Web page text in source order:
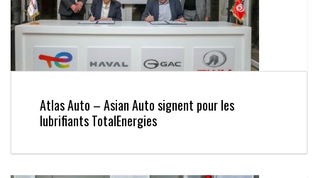
Atlas Auto – Asian Auto signent pour les
lubrifiants TotalEnergies